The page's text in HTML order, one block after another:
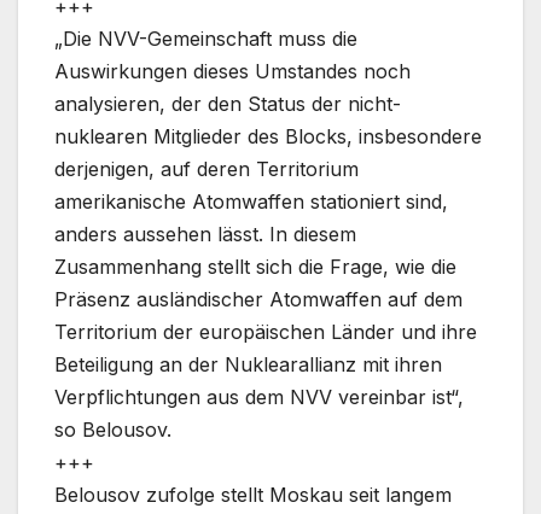
+++
„Die NVV-Gemeinschaft muss die
Auswirkungen dieses Umstandes noch
analysieren, der den Status der nicht-
nuklearen Mitglieder des Blocks, insbesondere
derjenigen, auf deren Territorium
amerikanische Atomwaffen stationiert sind,
anders aussehen lässt. In diesem
Zusammenhang stellt sich die Frage, wie die
Präsenz ausländischer Atomwaffen auf dem
Territorium der europäischen Länder und ihre
Beteiligung an der Nuklearallianz mit ihren
Verpflichtungen aus dem NVV vereinbar ist“,
so Belousov.
+++
Belousov zufolge stellt Moskau seit langem